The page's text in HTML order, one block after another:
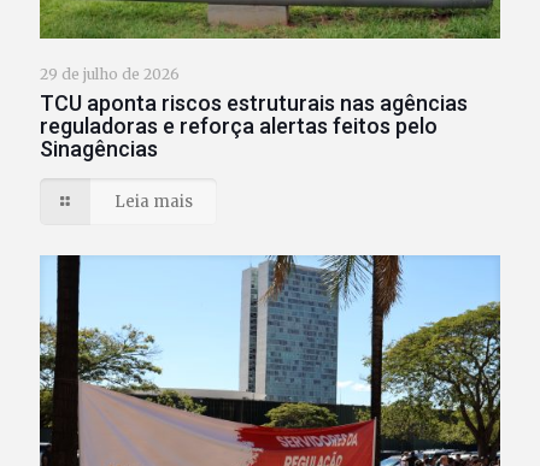
29 de julho de 2026
TCU aponta riscos estruturais nas agências
reguladoras e reforça alertas feitos pelo
Sinagências
Leia mais